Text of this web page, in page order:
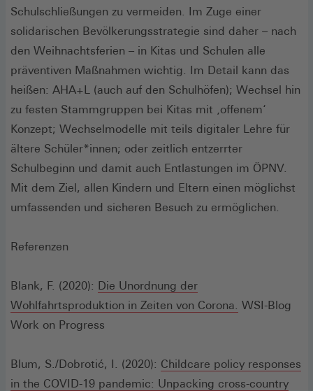
Schulschließungen zu vermeiden. Im Zuge einer
solidarischen Bevölkerungsstrategie sind daher – nach
den Weihnachtsferien – in Kitas und Schulen alle
präventiven Maßnahmen wichtig. Im Detail kann das
heißen: AHA+L (auch auf den Schulhöfen); Wechsel hin
zu festen Stammgruppen bei Kitas mit ‚offenem‘
Konzept; Wechselmodelle mit teils digitaler Lehre für
ältere Schüler*innen; oder zeitlich entzerrter
Schulbeginn und damit auch Entlastungen im ÖPNV.
Mit dem Ziel, allen Kindern und Eltern einen möglichst
umfassenden und sicheren Besuch zu ermöglichen.
Referenzen
Blank, F. (2020): Die Unordnung der
Wohlfahrtsproduktion in Zeiten von Corona. WSI-Blog
Work on Progress
Blum, S./Dobrotić, I. (2020): Childcare policy responses
in the COVID-19 pandemic: Unpacking cross-country